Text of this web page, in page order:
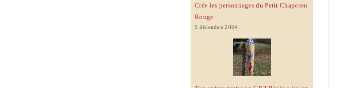
Crée les personnages du Petit Chaperon
Rouge
5 décembre 2024